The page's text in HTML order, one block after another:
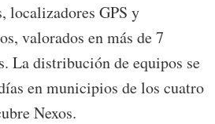
localizadores GPS y
valorados en más de 7
La distribución de equipos se
en municipios de los cuatro
Nexos.